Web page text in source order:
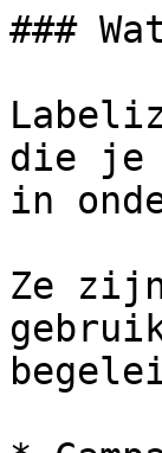
###
die je
in
Ze